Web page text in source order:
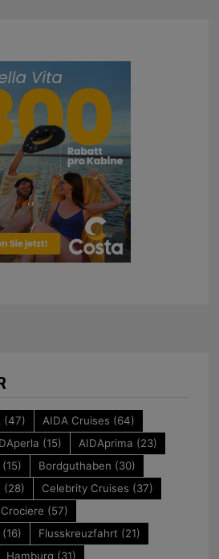
(47) AIDA Cruises (64)
(15) AIDAprima (23)
(15) Bordguthaben (30)
(28) Celebrity Cruises (37)
(57)
(16) Flusskreuzfahrt (21)
Hamburg (31)